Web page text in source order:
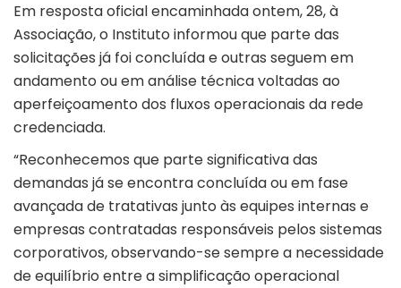
Em resposta oficial encaminhada ontem, 28, à
Associação, o Instituto informou que parte das
solicitações já foi concluída e outras seguem em
andamento ou em análise técnica voltadas ao
aperfeiçoamento dos fluxos operacionais da rede
credenciada.
“Reconhecemos que parte significativa das
demandas já se encontra concluída ou em fase
avançada de tratativas junto às equipes internas e
empresas contratadas responsáveis pelos sistemas
corporativos, observando-se sempre a necessidade
de equilíbrio entre a simplificação operacional